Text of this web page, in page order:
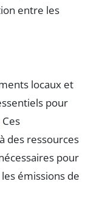
entre les
locaux et
pour
Ces
des ressources
pour
émissions de